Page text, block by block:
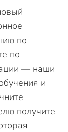
по
по
— наши
и
получите